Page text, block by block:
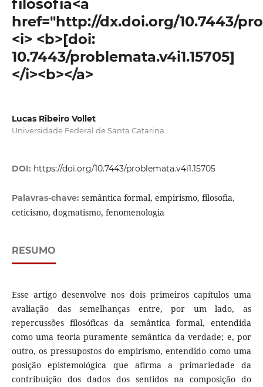
filosofia<a
href="http://dx.doi.org/10.7443/
<i> <b>[doi:
10.7443/problemata.v4i1.15705]
</i><b></a>
Lucas Ribeiro Vollet
Universidade Federal de Santa Catarina
DOI: https://doi.org/10.7443/problemata.v4i1.15705
Palavras-chave: semântica formal, empirismo, filosofia,
ceticismo, dogmatismo, fenomenologia
RESUMO
Esse artigo desenvolve nos dois primeiros capítulos uma
avaliação das semelhanças entre, por um lado, as
repercussões filosóficas da semântica formal, entendida
como uma teoria puramente semântica da verdade; e, por
outro, os pressupostos do empirismo, entendido como uma
posição epistemológica que afirma a primariedade da
contribuição dos dados dos sentidos na composição do